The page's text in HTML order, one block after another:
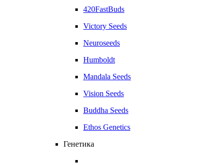
420FastBuds
Victory Seeds
Neuroseeds
Humboldt
Mandala Seeds
Vision Seeds
Buddha Seeds
Ethos Genetics
Генетика